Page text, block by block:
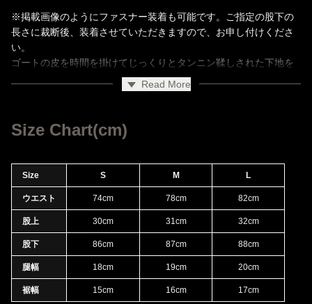
※掲載画像のようにファスナー装着も可能です。ご指定の股下の
長さに裁断後、装着させていただきますので、お申し付けくださ
い。
ゴートの皮を時間を掛けてじっくりとタンニン鞣しされた下地を
採用。ゴワつきのある無骨なイメージの強いゴートレザーです
が、十分にオイルを含んだ下地を採用することにより従来の山羊
く染色している為、着込んでいくうちに漆黒のレザー表面が擦
れ、中の茶色が現れビンテージレザーの風合いに経年変化してい
収縮させて細かなシボを出すシュリンク加工を施すことにより、
従来のゴートレザーに比べ、より一層細かな強いシボ感が特徴の
高級革。?シボがあることで摩擦に強く高い丈夫さを実現、弾力も
ある為、型崩れもし難い数十年後の味わい深いビンテージレザー
ジャケットが形成されることを見据えた、長年ハードにご着用い
ただくことが可能な一着になっています。
ライディング時に動きが取りやすく極めてストレスを軽減させる
レザーパンツを再検し、構築したシルエットパターンにて新たに
製作されたレザーバイカー(モトクロス)パンツ。窮屈さを除きたい
Read More
Size Chart(cm)
Size S M L
ウエスト 74cm 78cm 82cm
股上 30cm 31cm 32cm
股下 86cm 87cm 88cm
腿幅 18cm 19cm 20cm
裾幅 15cm 16cm 17cm